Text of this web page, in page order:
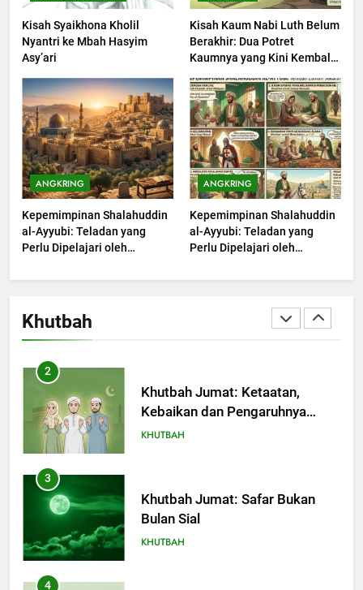
Kisah Syaikhona Kholil
Nyantri ke Mbah Hasyim
Asy’ari
Kisah Kaum Nabi Luth Belum
Berakhir: Dua Potret
Kaumnya yang Kini Kembali
ANGKRING
Kepemimpinan Shalahuddin
al-Ayyubi: Teladan yang
Perlu Dipelajari oleh
(2)
ANGKRING
Kepemimpinan Shalahuddin
al-Ayyubi: Teladan yang
Perlu Dipelajari oleh
(1)
Khutbah
KHUTBAH
201
Bisa Diterima
KHUTBAH
202
Khutbah Jumat: Bulan
Muharram Bulan Bersejarah
KHUTBAH
Khutbah Jumat: Melihat
Limpahan Nikmat Allah
2
Khutbah Jumat: Ketaatan,
Kebaikan dan Pengaruhnya
dalam Jiwa Manusia
KHUTBAH
3
Khutbah Jumat: Safar Bukan
Bulan Sial
KHUTBAH
4